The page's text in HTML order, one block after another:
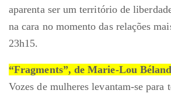
aparenta ser um território de
na cara no momento das relações
23h15.
“Fragments”, de Marie-Lou
Vozes de mulheres levantam-se para